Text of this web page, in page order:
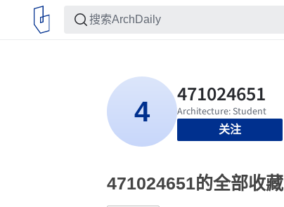
关注
471024651的全部收藏